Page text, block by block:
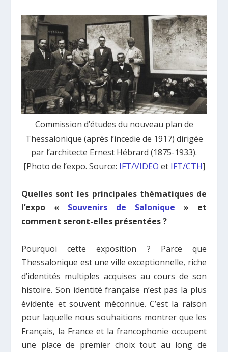
Commission d’études du nouveau plan de
Thessalonique (après l’incedie de 1917) dirigée
par l’architecte Ernest Hébrard (1875-1933).
[Photo de l’expo. Source: IFT/VIDEO et IFT/CTH]
Quelles sont les principales thématiques de
l’expo « Souvenirs de Salonique » et
comment seront-elles présentées ?
Pourquoi cette exposition ? Parce que
Thessalonique est une ville exceptionnelle, riche
d’identités multiples acquises au cours de son
histoire. Son identité française n’est pas la plus
évidente et souvent méconnue. C’est la raison
pour laquelle nous souhaitions montrer que les
Français, la France et la francophonie occupent
une place de premier choix tout au long de